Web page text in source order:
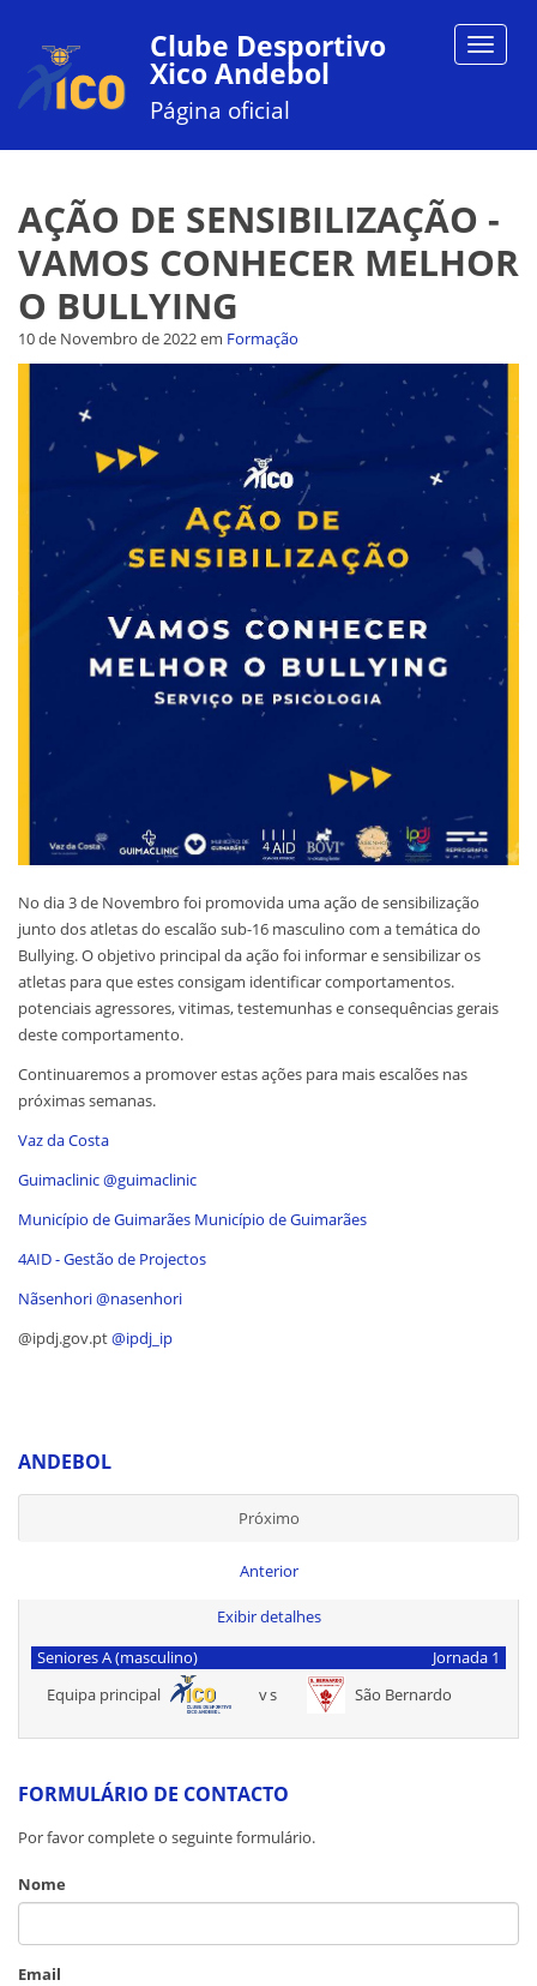
Toggle
Clube Desportivo
Xico Andebol
Página oficial
AÇÃO DE SENSIBILIZAÇÃO -
VAMOS CONHECER MELHOR
O BULLYING
10 de Novembro de 2022em Formação
No dia 3 de Novembro foi promovida uma ação de sensibilização
junto dos atletas do escalão sub-16 masculino com a temática do
Bullying. O objetivo principal da ação foi informar e sensibilizar os
atletas para que estes consigam identificar comportamentos.
potenciais agressores, vitimas, testemunhas e consequências gerais
deste comportamento.
Continuaremos a promover estas ações para mais escalões nas
próximas semanas.
Vaz da Costa
Guimaclinic@guimaclinic
Município de Guimarães Município de Guimarães
4AID - Gestão de Projectos
Nãsenhori@nasenhori
@ipdj.gov.pt@ipdj_ip
ANDEBOL
Próximo
Anterior
Exibir detalhes
Seniores A (masculino)
Jornada 1
Equipa principal
vs São Bernardo
FORMULÁRIO DE CONTACTO
Por favor complete o seguinte formulário.
Nome
Email